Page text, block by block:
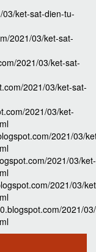
ket-sat-dien-tu-
2021/03/ket-sat-
2021/03/ket-sat-
2021/03/ket-sat-
2021/03/ket-
2021/03/
2021/03/ket-
2021/03/
2021/